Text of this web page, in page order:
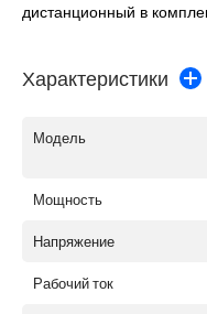
дистанционный в
Характеристики
Модель
Мощность
Напряжение
Рабочий ток